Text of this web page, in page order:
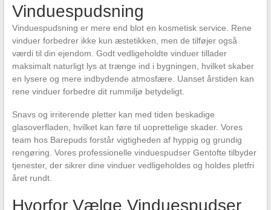
Vinduespudsning
Vinduespudsning er mere end blot en kosmetisk service. Rene
vinduer forbedrer ikke kun æstetikken, men de tilføjer også
værdi til din ejendom. Godt vedligeholdte vinduer tillader
maksimalt naturligt lys at trænge ind i bygningen, hvilket skaber
en lysere og mere indbydende atmosfære. Uanset årstiden kan
rene vinduer forbedre dit rummiljø betydeligt.
Snavs og irriterende pletter kan med tiden beskadige
glasoverfladen, hvilket kan føre til uoprettelige skader. Vores
team hos Barepuds forstår vigtigheden af hyppig og grundig
rengøring. Vores professionelle vinduespudser Gentofte tilbyder
tjenester, der sikrer dine vinduer vedligeholdes og holdes pletfri
året rundt.
Hvorfor Vælge Vinduespudser